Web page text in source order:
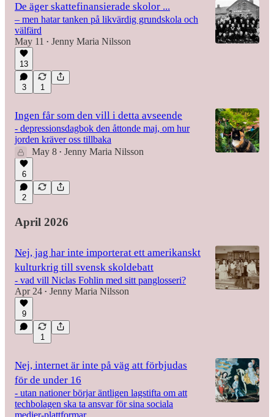
De äger skattefinansierade skolor ...
– men hatar tanken på likvärdig grundskola och
välfärd
May 11 • Jenny Maria Nilsson
13
3 1
Ingen får som den vill i detta avseende
- depressionsdagbok den åttonde maj, om hur
jorden kräver oss tillbaka
May 8 • Jenny Maria Nilsson
6
2
April 2026
Nej, jag har inte importerat ett amerikanskt
kulturkrig till svensk skoldebatt
- vad vill Niclas Fohlin med sitt panglosseri?
Apr 24 • Jenny Maria Nilsson
9
1
Nej, internet är inte på väg att förbjudas
för de under 16
- utan nationer börjar äntligen lagstifta om att
techbolagen ska ta ansvar för sina sociala
medier-plattformar